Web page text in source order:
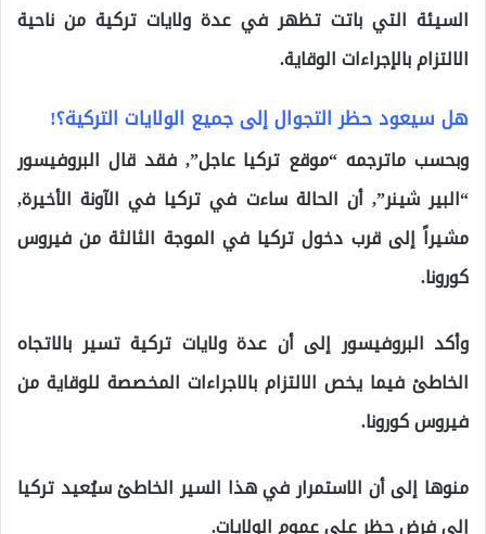
السيئة التي باتت تظهر في عدة ولايات تركية من ناحية
الالتزام بالإجراءات الوقاية.
هل سيعود حظر التجوال إلى جميع الولايات التركية؟!
وبحسب ماترجمه “موقع تركيا عاجل”, فقد قال البروفيسور
“البير شينر”, أن الحالة ساءت في تركيا في الآونة الأخيرة,
مشيراً إلى قرب دخول تركيا في الموجة الثالثة من فيروس
كورونا.
وأكد البروفيسور إلى أن عدة ولايات تركية تسير بالاتجاه
الخاطئ فيما يخص الالتزام بالاجراءات المخصصة للوقاية من
فيروس كورونا.
منوها إلى أن الاستمرار في هذا السير الخاطئ سيُعيد تركيا
إلى فرض حظر على عموم الولايات.